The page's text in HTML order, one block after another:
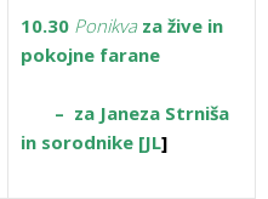
10.30 Ponikva za žive in
pokojne farane
– za Janeza Strniša
in sorodnike [JL]